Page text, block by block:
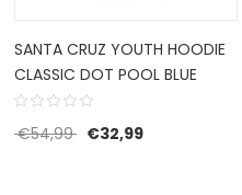
SANTA CRUZ YOUTH HOODIE
CLASSIC DOT POOL BLUE
€54,99 Oorspronkelijke prijs
€32,99Huidige prijs